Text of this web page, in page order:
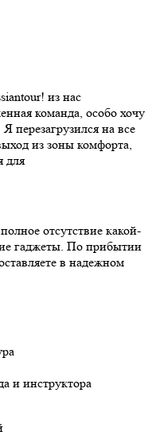
из нас
команда, особо хочу
перезагрузился на все
из зоны комфорта,
для
отсутствие какой-
гаджеты. По прибытии
в надежном
и инструктора